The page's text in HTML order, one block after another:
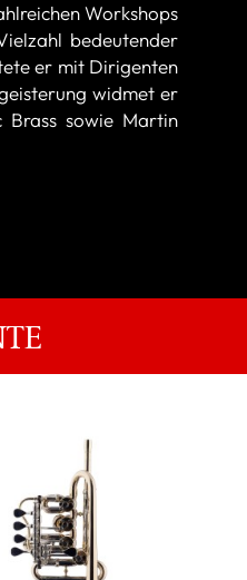
Workshops
bedeutender
er mit Dirigenten
widmet er
Brass sowie Martin